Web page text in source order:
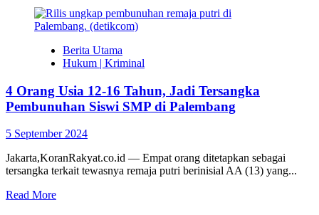
Berita Utama
Hukum | Kriminal
4 Orang Usia 12-16 Tahun, Jadi Tersangka
Pembunuhan Siswi SMP di Palembang
5 September 2024
Jakarta,KoranRakyat.co.id — Empat orang ditetapkan sebagai
tersangka terkait tewasnya remaja putri berinisial AA (13) yang...
Read More